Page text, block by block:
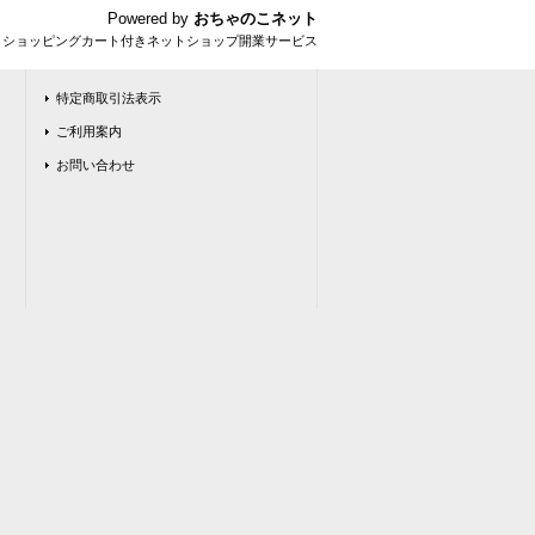
Powered by おちゃのこネット
ョッピングカート付きネットショップ開業サービス
特定商取引法表示
ご利用案内
お問い合わせ